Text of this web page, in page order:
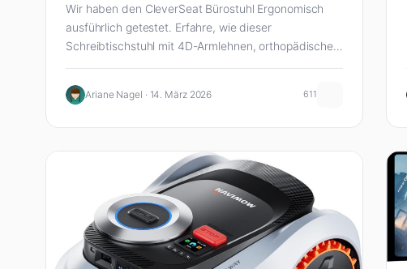
Wir haben den CleverSeat Bürostuhl Ergonomisch
ausführlich getestet. Erfahre, wie dieser
Schreibtischstuhl mit 4D-Armlehnen, orthopädischer
Bezug im Home Office…
Ariane Nagel · 14. März 2026 611